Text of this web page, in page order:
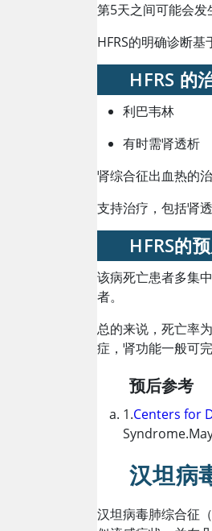
第5天之间可能会发
HFRS的明确诊断基
HFRS 的
利巴韦林
有时需肾透析
肾综合征出血热的
支持治疗，包括肾
HFRS的
该病死亡患者多集
者。
总的来说，死亡率
症，肾功能一般可完
预后参考
1.Centers for
汉坦病
汉坦病毒肺综合征